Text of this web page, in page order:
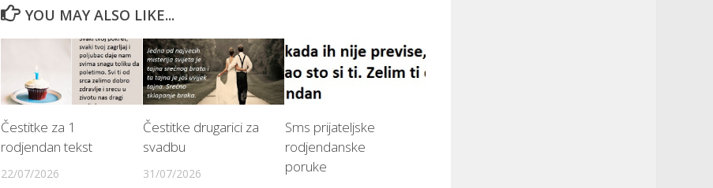
YOU MAY ALSO LIKE...
Čestitke za 1
rodjendan tekst
22/07/2026
Čestitke drugarici za
svadbu
31/07/2026
Sms prijateljske
rodjendanske
poruke